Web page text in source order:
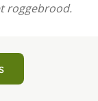
roggebrood.